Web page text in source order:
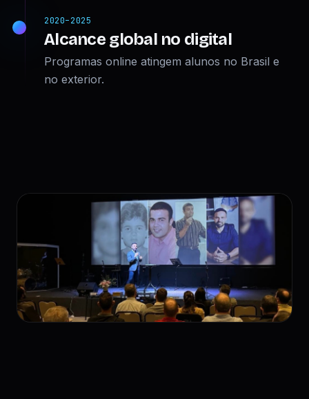
2020–2025
Alcance global no digital
Programas online atingem alunos no Brasil e
no exterior.